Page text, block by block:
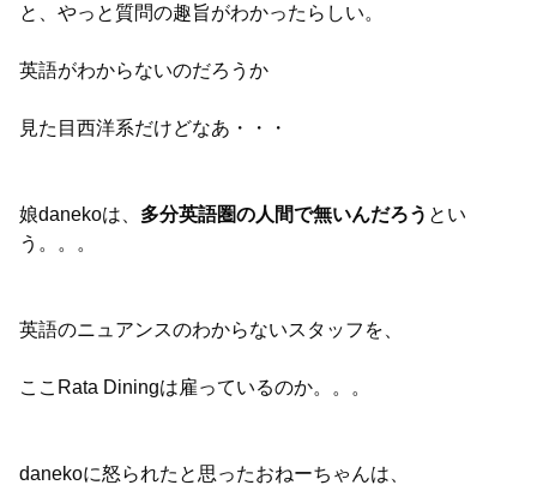
と、やっと質問の趣旨がわかったらしい。
英語がわからないのだろうか
見た目西洋系だけどなあ・・・
娘danekoは、 多分英語圏の人間で無いんだろう とい
う。。。
英語のニュアンスのわからないスタッフを、
ここRata Diningは雇っているのか。。。
danekoに怒られたと思ったおねーちゃんは、